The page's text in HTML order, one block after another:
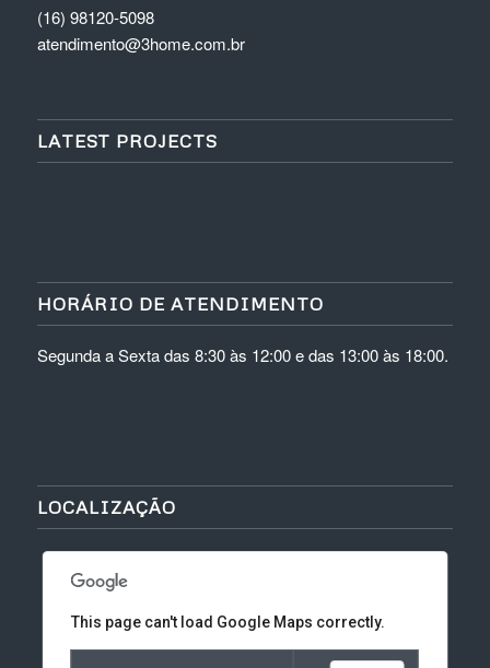
(16) 98120-5098
atendimento@3home.com.br
LATEST PROJECTS
HORÁRIO DE ATENDIMENTO
Segunda a Sexta das 8:30 às 12:00 e das 13:00 às 18:00.
LOCALIZAÇÃO
This page can't load Google Maps correctly.